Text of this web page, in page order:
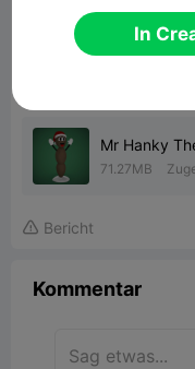
Mr Hanky
71.27MB
 Bericht
Kommentar
In